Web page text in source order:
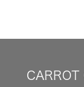
CARROT